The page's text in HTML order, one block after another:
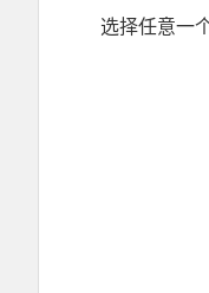
选择任意一